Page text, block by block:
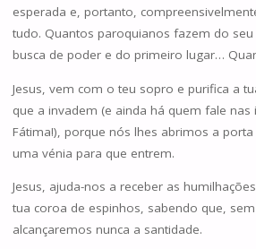
esperada e, portanto,
tudo. Quantos paroquianos fazem do
busca de poder e do primeiro lugar…
Jesus, vem com o teu sopro e purifica a
que a invadem (e ainda há quem fale nas
Fátima!), porque nós lhes abrimos a
uma vénia para que entrem.
Jesus, ajuda-nos a receber as
tua coroa de espinhos, sabendo que,
alcançaremos nunca a santidade.